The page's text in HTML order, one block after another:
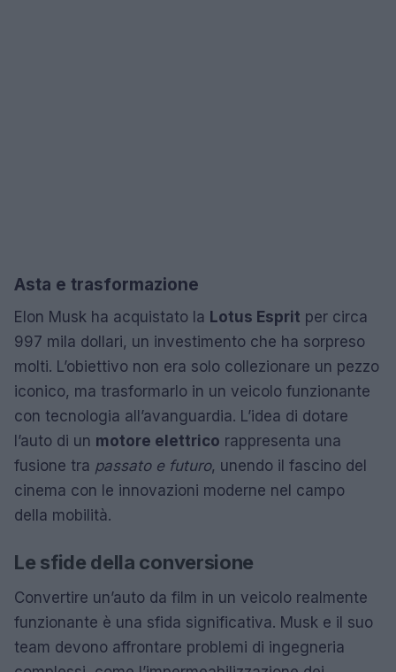
Asta e trasformazione
Elon Musk ha acquistato la Lotus Esprit per circa
997 mila dollari, un investimento che ha sorpreso
molti. L’obiettivo non era solo collezionare un pezzo
iconico, ma trasformarlo in un veicolo funzionante
con tecnologia all’avanguardia. L’idea di dotare
l’auto di un motore elettrico rappresenta una
fusione tra passato e futuro, unendo il fascino del
cinema con le innovazioni moderne nel campo
della mobilità.
Le sfide della conversione
Convertire un’auto da film in un veicolo realmente
funzionante è una sfida significativa. Musk e il suo
team devono affrontare problemi di ingegneria